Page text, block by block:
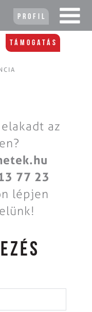
Profil
Támogatás
az
77 23
lépjen